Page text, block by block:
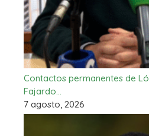
Contactos permanentes de
Fajardo…
7 agosto, 2026